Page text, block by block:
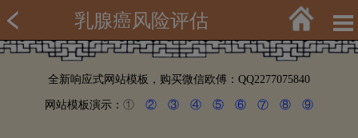
乳腺癌风险评估
全新响应式网站模板，购买微信欧傅：QQ2277075840
网站模板演示： ① ② ③ ④ ⑤ ⑥ ⑦ ⑧ ⑨